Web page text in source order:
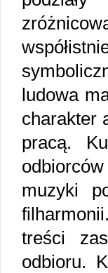
ludowa
charakter
pracą.
muzyki
treści
odbioru.